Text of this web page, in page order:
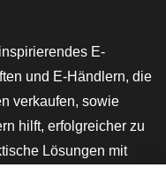
E-
und E-Händlern, die
verkaufen, sowie
hilft, erfolgreicher zu
Lösungen mit